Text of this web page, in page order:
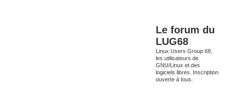
Le forum du
LUG68
Linux Users Group 68,
les utilisateurs de
GNU/Linux et des
logiciels libres. Inscription
ouverte à tous.